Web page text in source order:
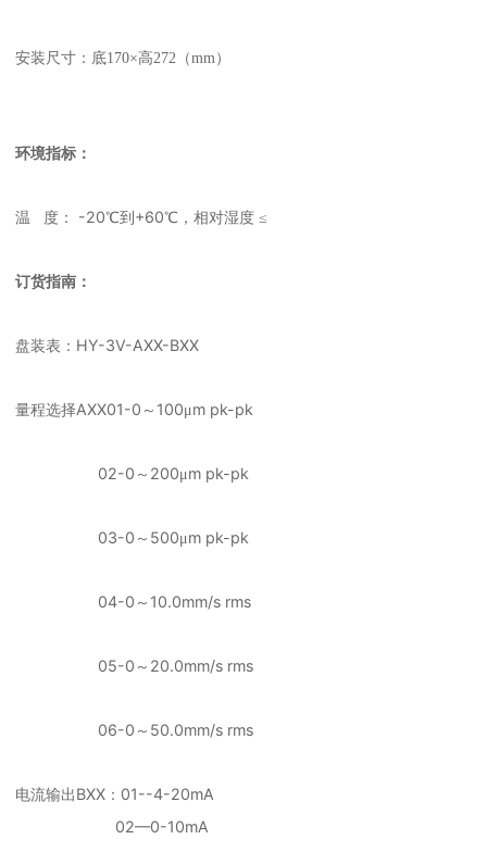
安装尺寸：底170×高272 （mm）
环境指标：
温 度： -20℃到 +60℃，相对湿度 ≤
订货指南：
盘装表： HY-3V-AXX-BXX
量程选择AXX01-0 ～ 100μm pk-pk
02-0 ～ 200μm pk-pk
03-0 ～ 500μm pk-pk
04-0 ～ 10.0mm/s rms
05-0 ～ 20.0mm/s rms
06-0 ～ 50.0mm/s rms
电流输出BXX ： 01--4-20mA
02—0-10mA